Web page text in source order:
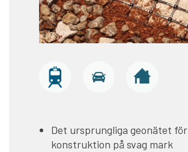
Det ursprungliga geonätet för
konstruktion på svag mark